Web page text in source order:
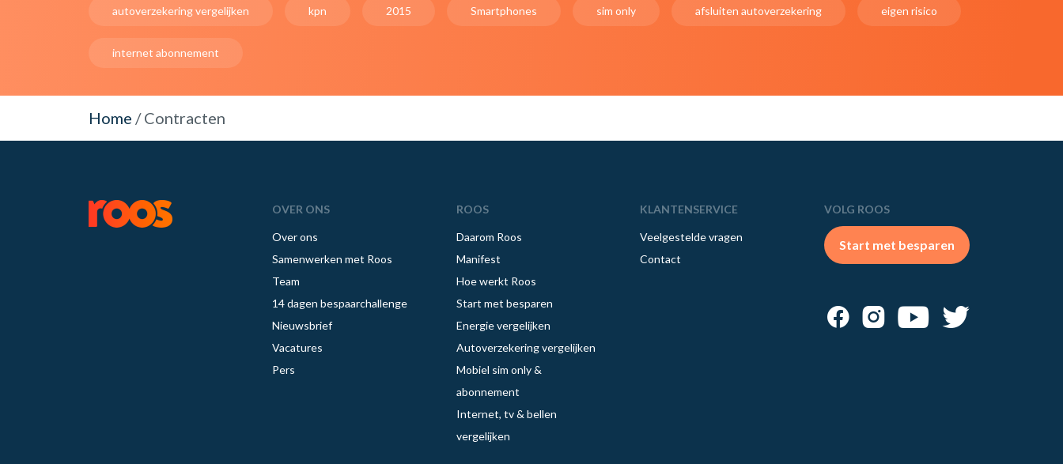
autoverzekering vergelijken kpn 2015 Smartphones sim only afsluiten autoverzekering eigen risico
internet abonnement
Home /Contracten
OVER ONS
Over ons
Samenwerken met Roos
Team
14 dagen bespaarchallenge
Nieuwsbrief
Vacatures
Pers
ROOS
Daarom Roos
Manifest
Hoe werkt Roos
Start met besparen
Energie vergelijken
Autoverzekering vergelijken
Mobiel sim only &
abonnement
Internet, tv & bellen
vergelijken
KLANTENSERVICE
Veelgestelde vragen
Contact
VOLG ROOS
Start met besparen